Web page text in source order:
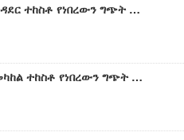
በአሰላ ከተማ አስተዳደር ተከስቶ የነበረውን ግጭት ለመፍታት የዕርቅ ስነ-ስርዓት ተካሄደ፡፡
በአፋርና ኢሳ ጎሳ መካከል ተከስቶ የነበረውን ግጭት ለመፍታት የሚያስችል የሰላም ኮንፈረንስ ተካሄደ